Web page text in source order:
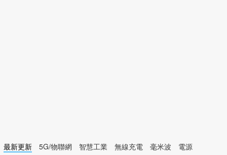
最新更新 5G/物聯網 智慧工業 無線充電 毫米波
電源